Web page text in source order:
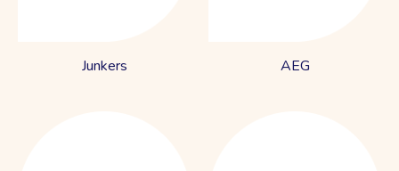
Junkers AEG